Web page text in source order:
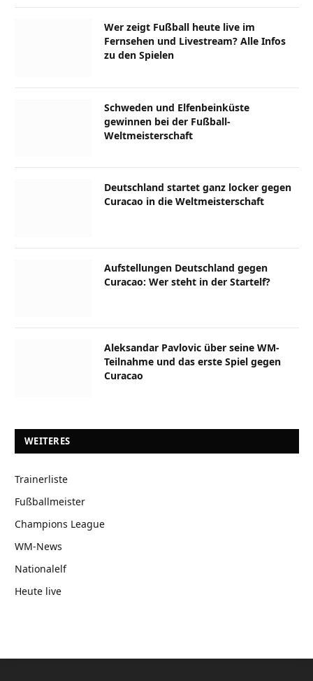
Wer zeigt Fußball heute live im
Fernsehen und Livestream? Alle Infos
zu den Spielen
Schweden und Elfenbeinküste
gewinnen bei der Fußball-
Weltmeisterschaft
Deutschland startet ganz locker gegen
Curacao in die Weltmeisterschaft
Aufstellungen Deutschland gegen
Curacao: Wer steht in der Startelf?
Aleksandar Pavlovic über seine WM-
Teilnahme und das erste Spiel gegen
Curacao
WEITERES
Trainerliste
Fußballmeister
Champions League
WM-News
Nationalelf
Heute live